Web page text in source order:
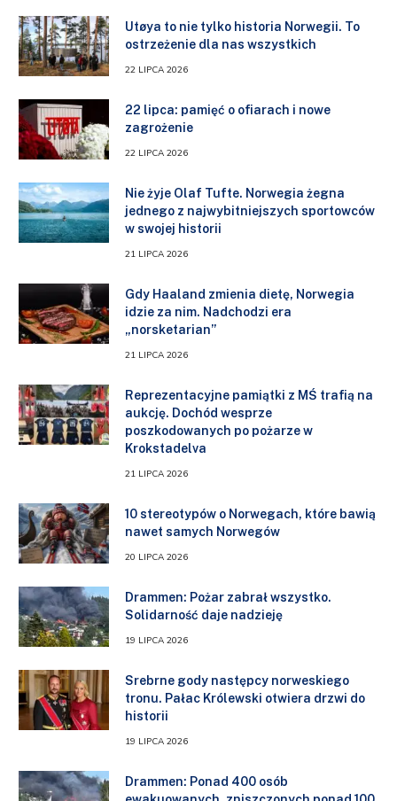
Utøya to nie tylko historia Norwegii. To
ostrzeżenie dla nas wszystkich
22 LIPCA 2026
22 lipca: pamięć o ofiarach i nowe
zagrożenie
22 LIPCA 2026
Nie żyje Olaf Tufte. Norwegia żegna
jednego z najwybitniejszych sportowców
w swojej historii
21 LIPCA 2026
Gdy Haaland zmienia dietę, Norwegia
idzie za nim. Nadchodzi era
„norsketarian”
21 LIPCA 2026
Reprezentacyjne pamiątki z MŚ trafią na
aukcję. Dochód wesprze
poszkodowanych po pożarze w
Krokstadelva
21 LIPCA 2026
10 stereotypów o Norwegach, które bawią
nawet samych Norwegów
20 LIPCA 2026
Drammen: Pożar zabrał wszystko.
Solidarność daje nadzieję
19 LIPCA 2026
Srebrne gody następcy norweskiego
tronu. Pałac Królewski otwiera drzwi do
historii
19 LIPCA 2026
Drammen: Ponad 400 osób